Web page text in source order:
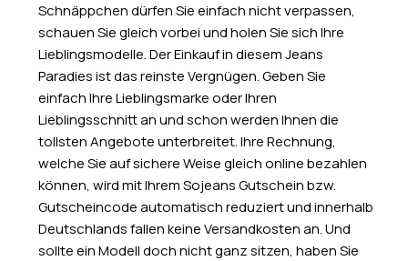
Schnäppchen dürfen Sie einfach nicht verpassen,
schauen Sie gleich vorbei und holen Sie sich Ihre
Lieblingsmodelle. Der Einkauf in diesem Jeans
Paradies ist das reinste Vergnügen. Geben Sie
einfach Ihre Lieblingsmarke oder Ihren
Lieblingsschnitt an und schon werden Ihnen die
tollsten Angebote unterbreitet. Ihre Rechnung,
welche Sie auf sichere Weise gleich online bezahlen
können, wird mit Ihrem Sojeans Gutschein bzw.
Gutscheincode automatisch reduziert und innerhalb
Deutschlands fallen keine Versandkosten an. Und
sollte ein Modell doch nicht ganz sitzen, haben Sie